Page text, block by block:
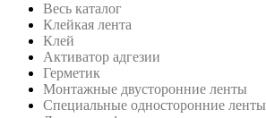
Весь каталог
Клейкая лента
Клей
Активатор адгезии
Герметик
Монтажные двусторонние ленты
Специальные односторонние ленты